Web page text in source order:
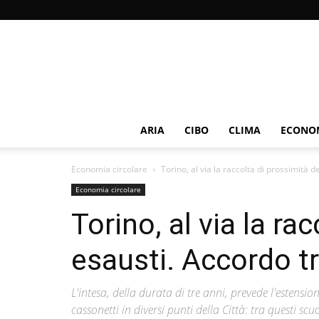
ARIA CIBO CLIMA
Economia circolare Torino, al via la raccolta di prossimità
Economia circolare
Torino, al via la
esausti. Accordo
L'intesa, della durata di tre anni, prevede
cassonetti in diversi punti della Città: tra questi